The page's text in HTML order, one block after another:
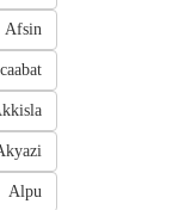
Afsin
Alpu